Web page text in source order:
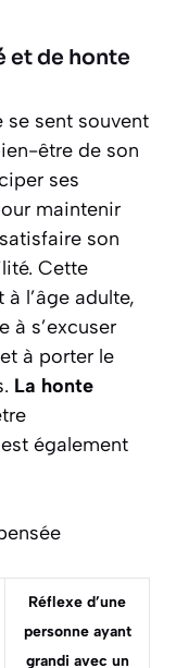
et de honte
se sent souvent
être de son
ses
maintenir
son
Cette
l’âge adulte,
à s’excuser
à porter le
La honte
également
Réflexe d’une
personne ayant
grandi avec un